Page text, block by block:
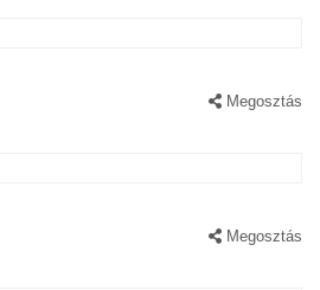
Megosztás
Megosztás